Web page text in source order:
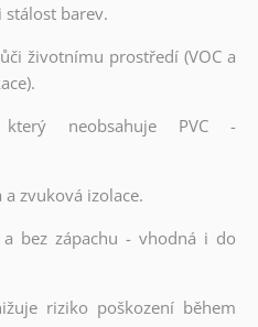
stálost barev.
životnímu prostředí (VOC a
neobsahuje PVC -
zvuková izolace.
a bez zápachu - vhodná i do
riziko poškození během